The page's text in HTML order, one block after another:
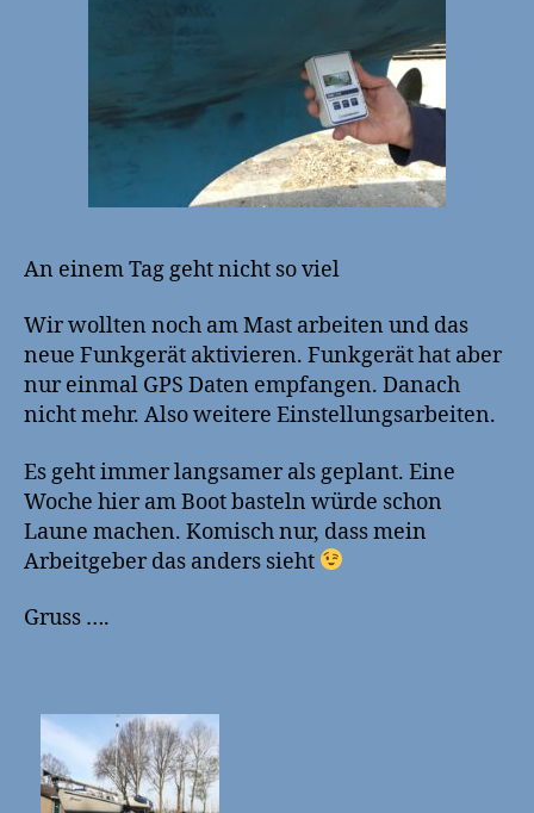
An einem Tag geht nicht so viel
Wir wollten noch am Mast arbeiten und das
neue Funkgerät aktivieren. Funkgerät hat aber
nur einmal GPS Daten empfangen. Danach
nicht mehr. Also weitere Einstellungsarbeiten.
Es geht immer langsamer als geplant. Eine
Woche hier am Boot basteln würde schon
Laune machen. Komisch nur, dass mein
Arbeitgeber das anders sieht
Gruss ….